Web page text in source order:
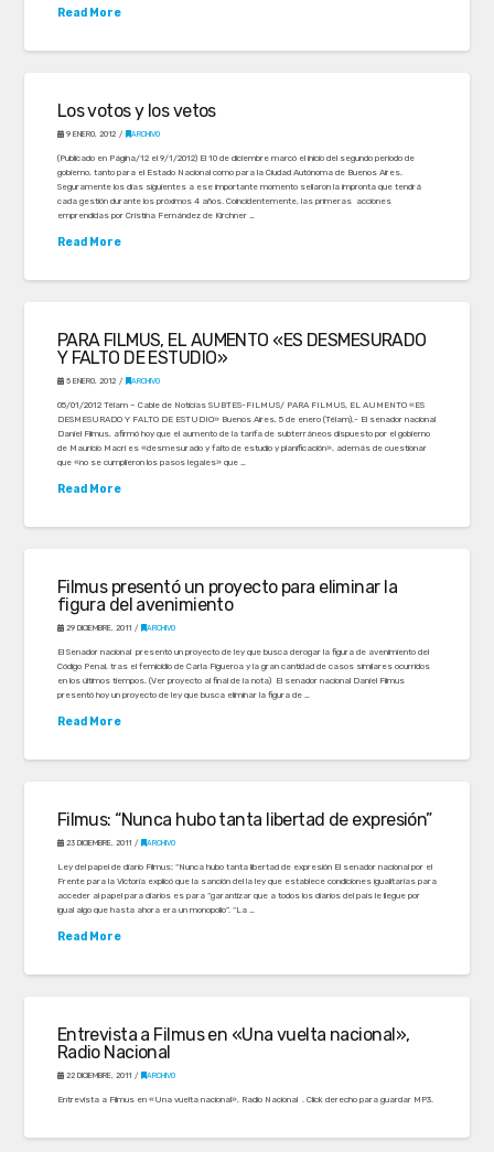
Read More
Los votos y los vetos
9 ENERO, 2012 ARCHIVO
(Publicado en Página/12 el 9/1/2012) El 10 de diciembre marcó el inicio del segundo período de
gobierno, tanto para el Estado Nacional como para la Ciudad Autónoma de Buenos Aires.
Seguramente los días siguientes a ese importante momento sellaron la impronta que tendrá
cada gestión durante los próximos 4 años. Coincidentemente, las primeras acciones
emprendidas por Cristina Fernández de Kirchner …
Read More
PARA FILMUS, EL AUMENTO «ES DESMESURADO
Y FALTO DE ESTUDIO»
5 ENERO, 2012 ARCHIVO
05/01/2012 Télam – Cable de Noticias SUBTES-FILMUS/ PARA FILMUS, EL AUMENTO «ES
DESMESURADO Y FALTO DE ESTUDIO» Buenos Aires, 5 de enero (Télam).- El senador nacional
Daniel Filmus, afirmó hoy que el aumento de la tarifa de subterráneos dispuesto por el gobierno
de Mauricio Macri es «desmesurado y falto de estudio y planificación», además de cuestionar
que «no se cumplieron los pasos legales» que …
Read More
Filmus presentó un proyecto para eliminar la
figura del avenimiento
29 DICIEMBRE, 2011 ARCHIVO
El Senador nacional presentó un proyecto de ley que busca derogar la figura de avenimiento del
Código Penal, tras el femicidio de Carla Figueroa y la gran cantidad de casos similares ocurridos
en los últimos tiempos. (Ver proyecto al final de la nota) El senador nacional Daniel Filmus
presentó hoy un proyecto de ley que busca eliminar la figura de …
Read More
Filmus: “Nunca hubo tanta libertad de expresión”
23 DICIEMBRE, 2011 ARCHIVO
Ley del papel de diario Filmus: “Nunca hubo tanta libertad de expresión El senador nacional por el
Frente para la Victoria explicó que la sanción del la ley que establece condiciones igualitarias para
acceder al papel para diarios es para “garantizar que a todos los diarios del país le llegue por
igual algo que hasta ahora era un monopolio”. “La …
Read More
Entrevista a Filmus en «Una vuelta nacional»,
Radio Nacional
22 DICIEMBRE, 2011 ARCHIVO
Entrevista a Filmus en «Una vuelta nacional», Radio Nacional . Click derecho para guardar MP3.